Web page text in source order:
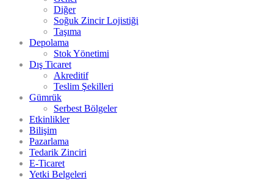
Diğer
Soğuk Zincir Lojistiği
Taşıma
Depolama
Stok Yönetimi
Dış Ticaret
Akreditif
Teslim Şekilleri
Gümrük
Serbest Bölgeler
Etkinlikler
Bilişim
Pazarlama
Tedarik Zinciri
E-Ticaret
Yetki Belgeleri